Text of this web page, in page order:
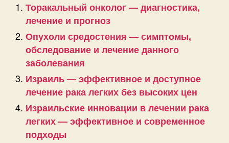
Торакальный онколог — диагностика,
лечение и прогноз
Опухоли средостения — симптомы,
обследование и лечение данного
заболевания
Израиль — эффективное и доступное
лечение рака легких без высоких цен
Израильские инновации в лечении рака
легких — эффективное и современное
подходы